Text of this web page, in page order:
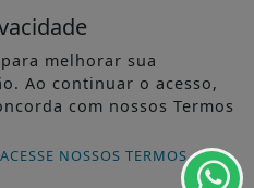
DIREITOS RESERVADOS
E PRIVACIDADE
melhorar sua
Ao continuar o acesso,
com nossos Termos
ACESSE NOSSOS TERMOS